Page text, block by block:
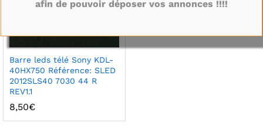
Barre leds télé Sony KDL-
40HX750 Référence: SLED
2012SLS40 7030 44 R
REV1.1
8,50€
afin de pouvoir déposer vos annonces !!!!